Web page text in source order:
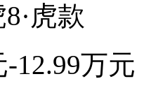
虎款
-12.99万元